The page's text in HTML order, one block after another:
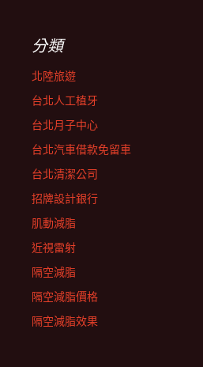
分類
北陸旅遊
台北人工植牙
台北月子中心
台北汽車借款免留車
台北清潔公司
招牌設計銀行
肌動減脂
近視雷射
隔空減脂
隔空減脂價格
隔空減脂效果